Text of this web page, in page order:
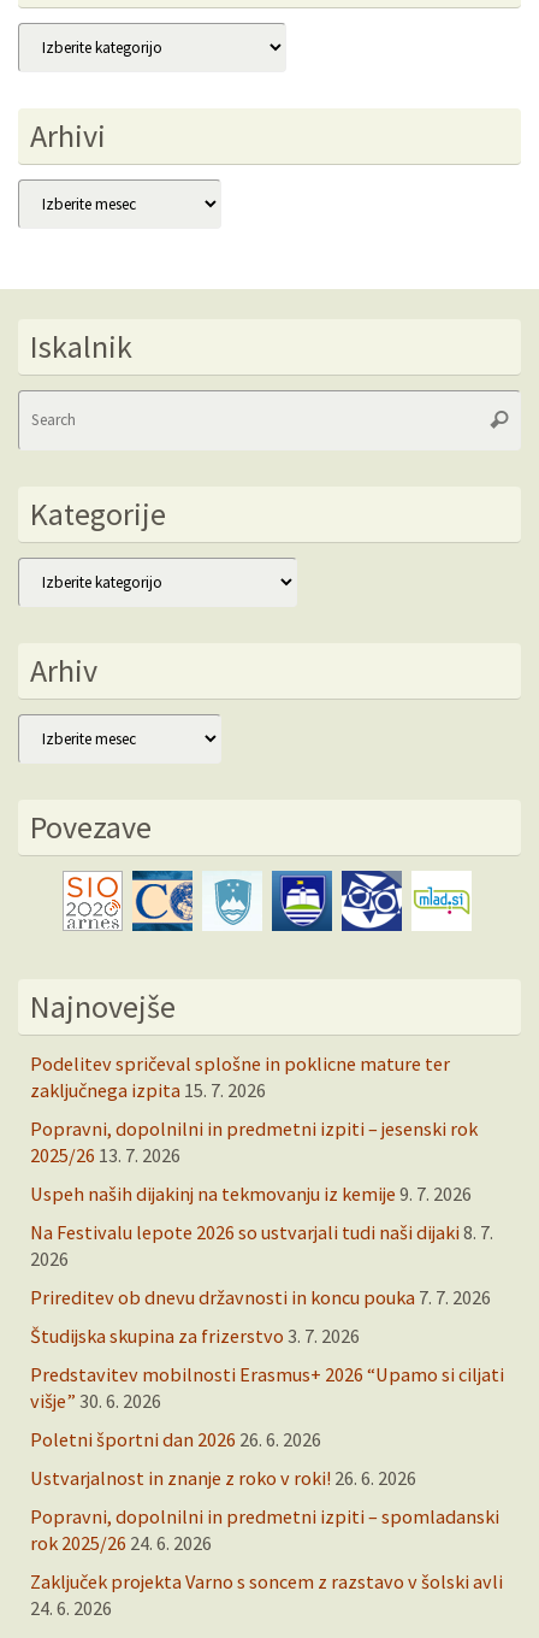
Kategorije
Arhivi
Arhivi
Iskalnik
Kategorije
Kategorije
Arhiv
Arhiv
Povezave
Najnovejše
Podelitev spričeval splošne in poklicne mature ter
zaključnega izpita 15. 7. 2026
Popravni, dopolnilni in predmetni izpiti – jesenski rok
2025/26 13. 7. 2026
Uspeh naših dijakinj na tekmovanju iz kemije 9. 7. 2026
Na Festivalu lepote 2026 so ustvarjali tudi naši dijaki 8. 7.
2026
Prireditev ob dnevu državnosti in koncu pouka 7. 7. 2026
Študijska skupina za frizerstvo 3. 7. 2026
Predstavitev mobilnosti Erasmus+ 2026 “Upamo si ciljati
višje” 30. 6. 2026
Poletni športni dan 2026 26. 6. 2026
Ustvarjalnost in znanje z roko v roki! 26. 6. 2026
Popravni, dopolnilni in predmetni izpiti – spomladanski
rok 2025/26 24. 6. 2026
Zaključek projekta Varno s soncem z razstavo v šolski avli
24. 6. 2026